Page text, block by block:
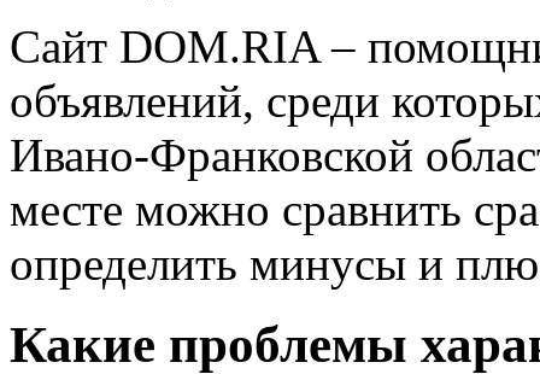
Сайт DOM.RIA –
объявлений, среди
Ивано-Франковской
месте можно сравнить
определить минусы и
Какие проблемы